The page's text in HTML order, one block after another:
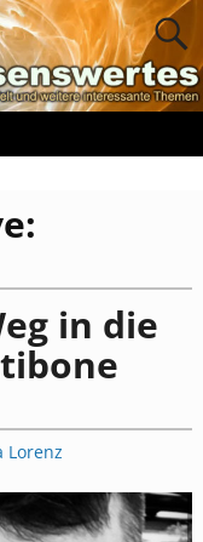
in die
Lorenz